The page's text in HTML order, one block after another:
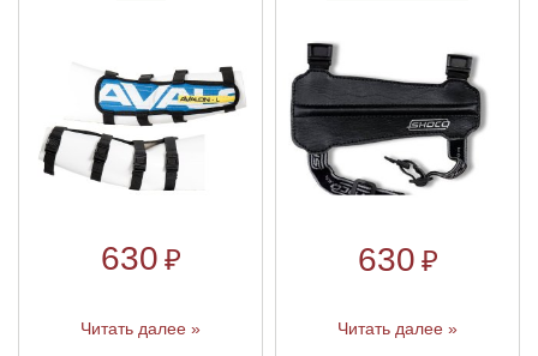
630 ₽
Читать далее »
630 ₽
Читать далее »